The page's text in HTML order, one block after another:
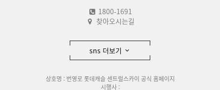
1800-1691
찾아오시는길
sns 더보기
상호명 : 번영로 롯데캐슬 센트럴스카이 공식 홈페이지
시행사 :